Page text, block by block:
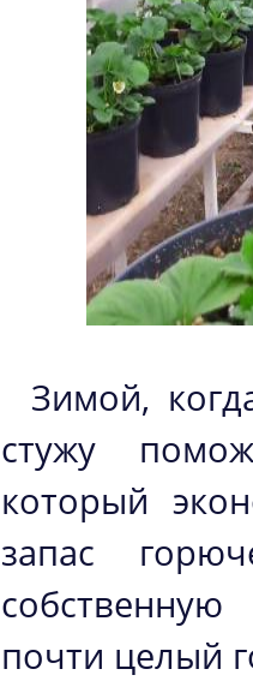
Зимой,
стужу
который
запас
почти целый